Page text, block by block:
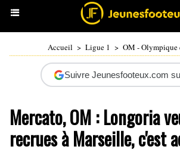
Accueil > Ligue 1 > OM - Olympique
Suivre Jeunesfooteux.com
Mercato, OM : Longoria
recrues à Marseille, c'est